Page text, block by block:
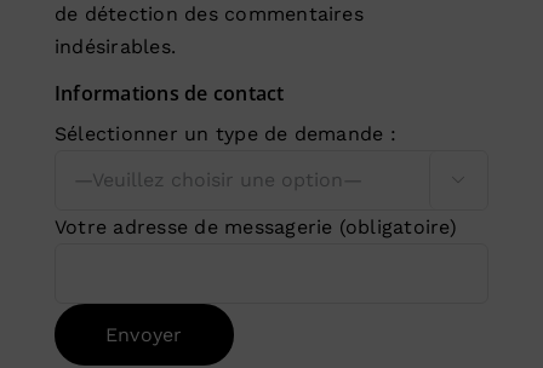
de détection des commentaires
indésirables.
Informations de contact
Sélectionner un type de demande :

Votre adresse de messagerie (obligatoire)